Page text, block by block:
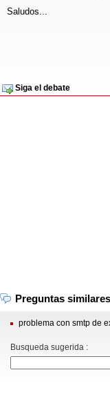
Saludos...
Siga el debate
Preguntas similares
problema con smtp de
Busqueda sugerida :